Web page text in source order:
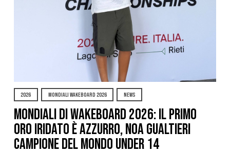
2026 MONDIALI WAKEBOARD 2026 NEWS
Mondiali di Wakeboard 2026: il primo
oro iridato è azzurro, Noa Gualtieri
campione del mondo Under 14